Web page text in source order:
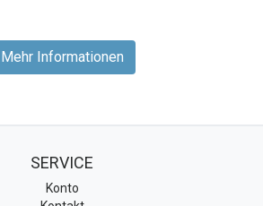
Mehr Informationen
SERVICE
Konto